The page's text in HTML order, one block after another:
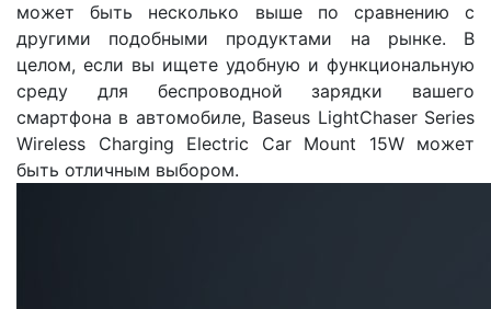
может быть несколько выше по сравнению с
другими подобными продуктами на рынке. В
целом, если вы ищете удобную и функциональную
среду для беспроводной зарядки вашего
смартфона в автомобиле, Baseus LightChaser Series
Wireless Charging Electric Car Mount 15W может
быть отличным выбором.